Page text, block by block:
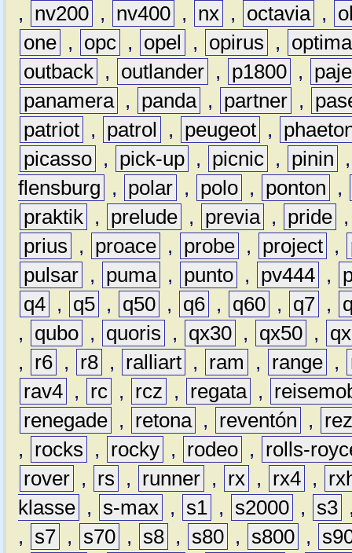
,
nv200 , nv400 , nx , octavia ,
one , opc , opel , opirus ,
optima
outback , outlander , p1800 ,
panamera , panda , partner ,
patriot , patrol , peugeot ,
picasso , pick-up , picnic , pinin
flensburg
, polar , polo , ponton
,
praktik , prelude , previa , pride
prius
, proace , probe , project ,
pulsar , puma , punto , pv444 ,
q4 , q5 , q50 , q6 , q60 , q7 ,
,
qubo , quoris , qx30 , qx50 ,
,
r6 , r8 , ralliart , ram , range ,
rav4 , rc , rcz , regata ,
renegade , retona , reventón ,
,
rocks , rocky , rodeo ,
rolls-
rover , rs , runner , rx , rx4 ,
klasse , s-max , s1 , s2000 , s3
,
s7 , s70 , s8 , s80 , s800 ,